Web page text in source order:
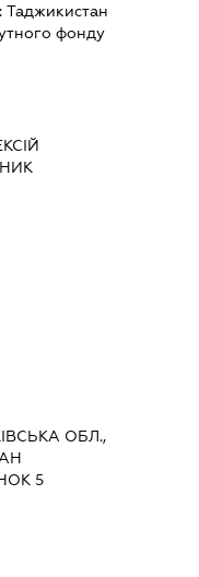
Таджикистан
фонду
ОБЛ.,
5